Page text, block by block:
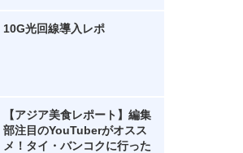
10G光回線導入レポ
【アジア美食レポート】編集
部注目のYouTuberがオスス
メ！タイ・バンコクに行った